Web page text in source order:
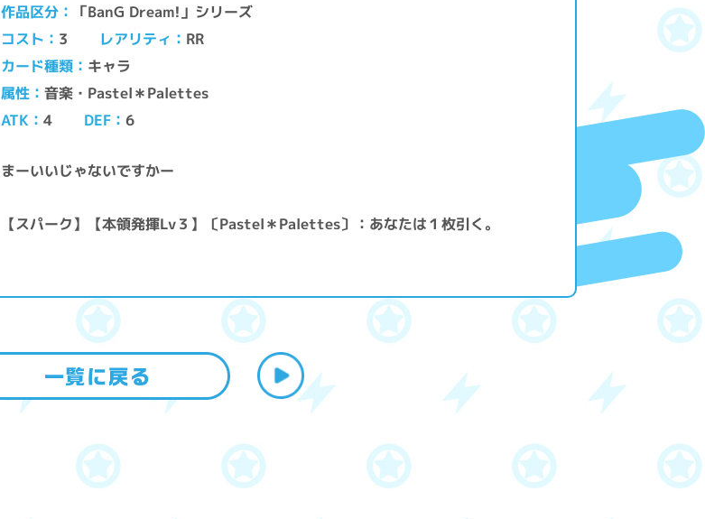
作品区分 「BanG Dream!」シリーズ
コスト 3 レアリティ RR
カード種類 キャラ
属性 音楽・Pastel＊Palettes
ATK 4 DEF 6
まーいいじゃないですかー
【スパーク】【本領発揮Lv３】〔Pastel＊Palettes〕：あなたは１枚引く。